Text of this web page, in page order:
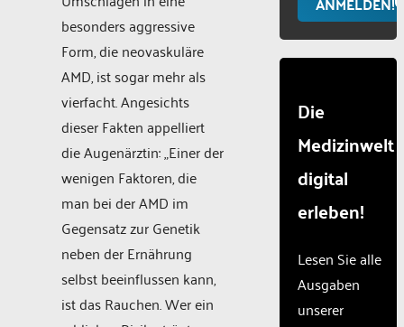
besonders aggressive
Form, die neovaskuläre
AMD, ist sogar mehr als
vierfacht. Angesichts
dieser Fakten appelliert
die Augenärztin: „Einer der
wenigen Faktoren, die
man bei der AMD im
Gegensatz zur Genetik
neben der Ernährung
selbst beeinflussen kann,
ist das Rauchen. Wer ein
Die
Medizinwelt
digital
erleben!
Lesen Sie alle
Ausgaben
unserer